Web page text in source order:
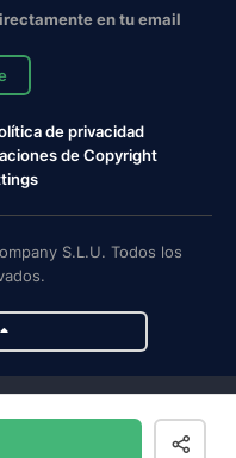
en tu email
de privacidad
de Copyright
S.L.U. Todos los